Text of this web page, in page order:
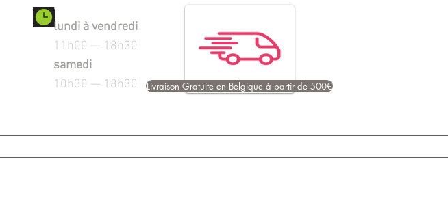
Ouverture
lundi à vendredi
11h00 — 18h30
samedi
10h30 — 18h30
Livraison Gratuite en Belgique à partir de 500€